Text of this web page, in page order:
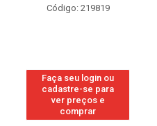
Código: 219819
Faça seu login ou
cadastre-se para
ver preços e
comprar